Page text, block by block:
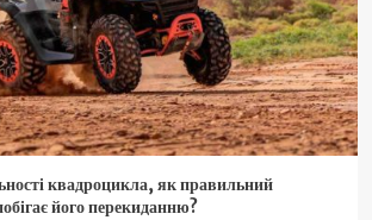
квадроцикла, як правильний
його перекиданню?